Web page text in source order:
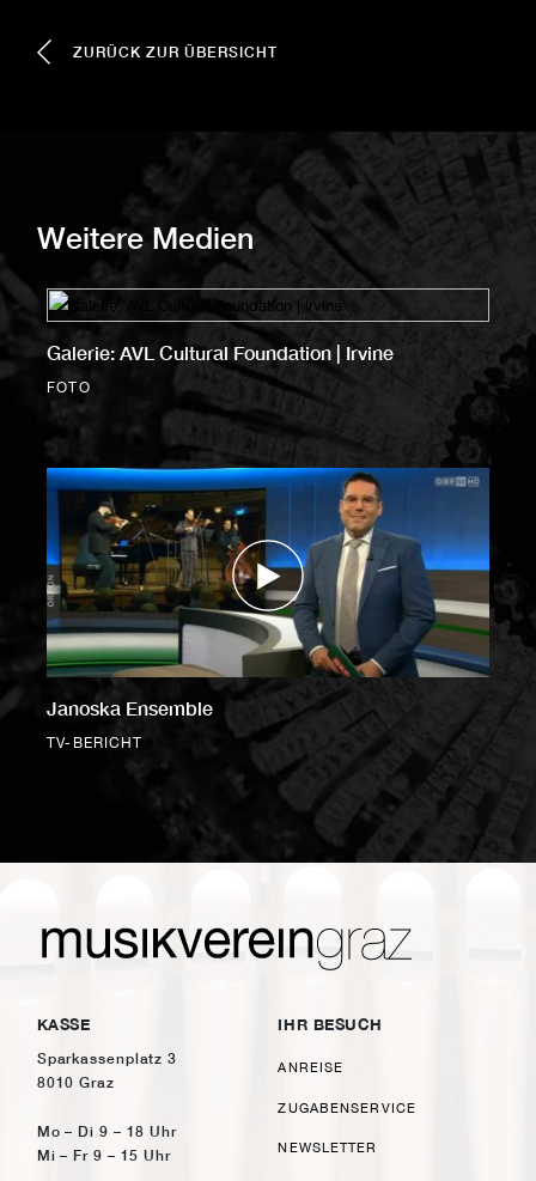
ZURÜCK ZUR ÜBERSICHT
Weitere Medien
Galerie: AVL Cultural Foundation | Irvine
FOTO
Janoska Ensemble
TV-BERICHT
KASSE
Sparkassenplatz 3
8010 Graz
Mo – Di 9 – 18 Uhr
Mi – Fr 9 – 15 Uhr
IHR BESUCH
ANREISE
ZUGABENSERVICE
NEWSLETTER